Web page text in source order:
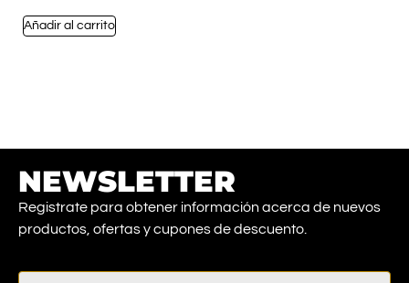
Añadir al carrito
NEWSLETTER
Registrate para obtener información acerca de nuevos
productos, ofertas y cupones de descuento.